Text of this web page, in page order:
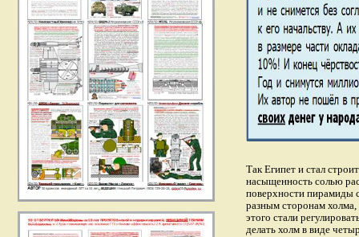
Так Египет и стал
насыщенность солью
поверхности пирамиды
разным сторонам
этого стали
делать холм в виде